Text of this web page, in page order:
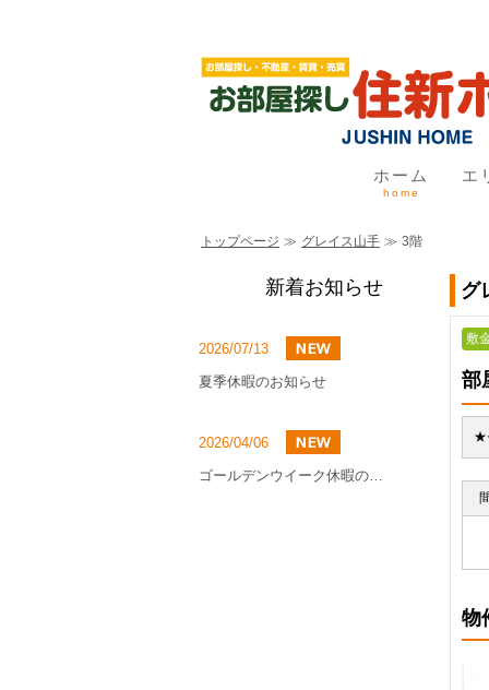
ホーム
home
エ
トップページ ≫ グレイス山手 ≫ 3階
グ
敷
部
★
物
新着お知らせ
2026/07/13
夏季休暇のお知らせ
2026/04/06
ゴールデンウイーク休暇のお知らせ